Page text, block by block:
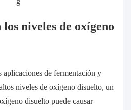
niveles de oxígeno
de fermentación y
niveles de oxígeno disuelto, un
disuelto puede causar